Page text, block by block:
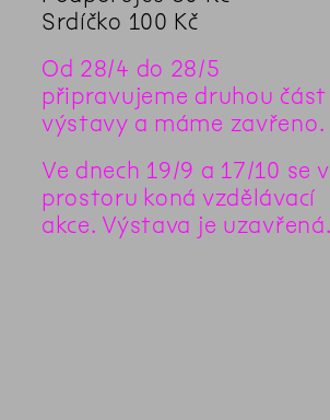
Srdíčko 100 Kč
Od 28/4 do 28/5
připravujeme druhou část
výstavy a máme zavřeno.
Ve dnech 19/9 a 17/10 se v
prostoru koná vzdělávací
akce. Výstava je uzavřená.